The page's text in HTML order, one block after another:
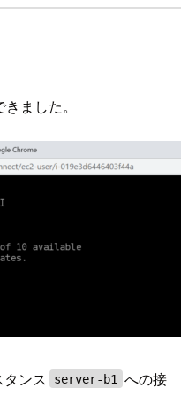
ました。
ンス server-b1
への接